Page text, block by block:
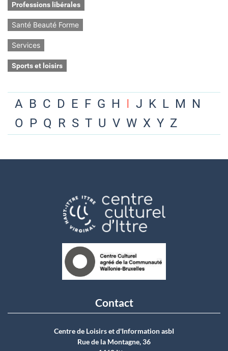
Professions libérales
Santé Beauté Forme
Services
Sports et loisirs
A B C D E F G H I J K L M N
O P Q R S T U V W X Y Z
Contact
Centre de Loisirs et d'Information asbI
Rue de la Montagne, 36